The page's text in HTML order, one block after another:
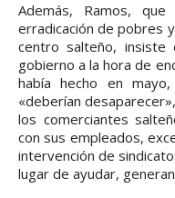
Además, Ramos,
erradicación de pobres
centro salteño, insiste
gobierno a la hora de
había hecho en
«deberían
los comerciantes
con sus empleados,
intervención de
lugar de ayudar,